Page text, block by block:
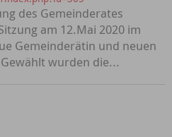
des Gemeinderates
am 12.Mai 2020 im
Gemeinderätin und neuen
wurden die...